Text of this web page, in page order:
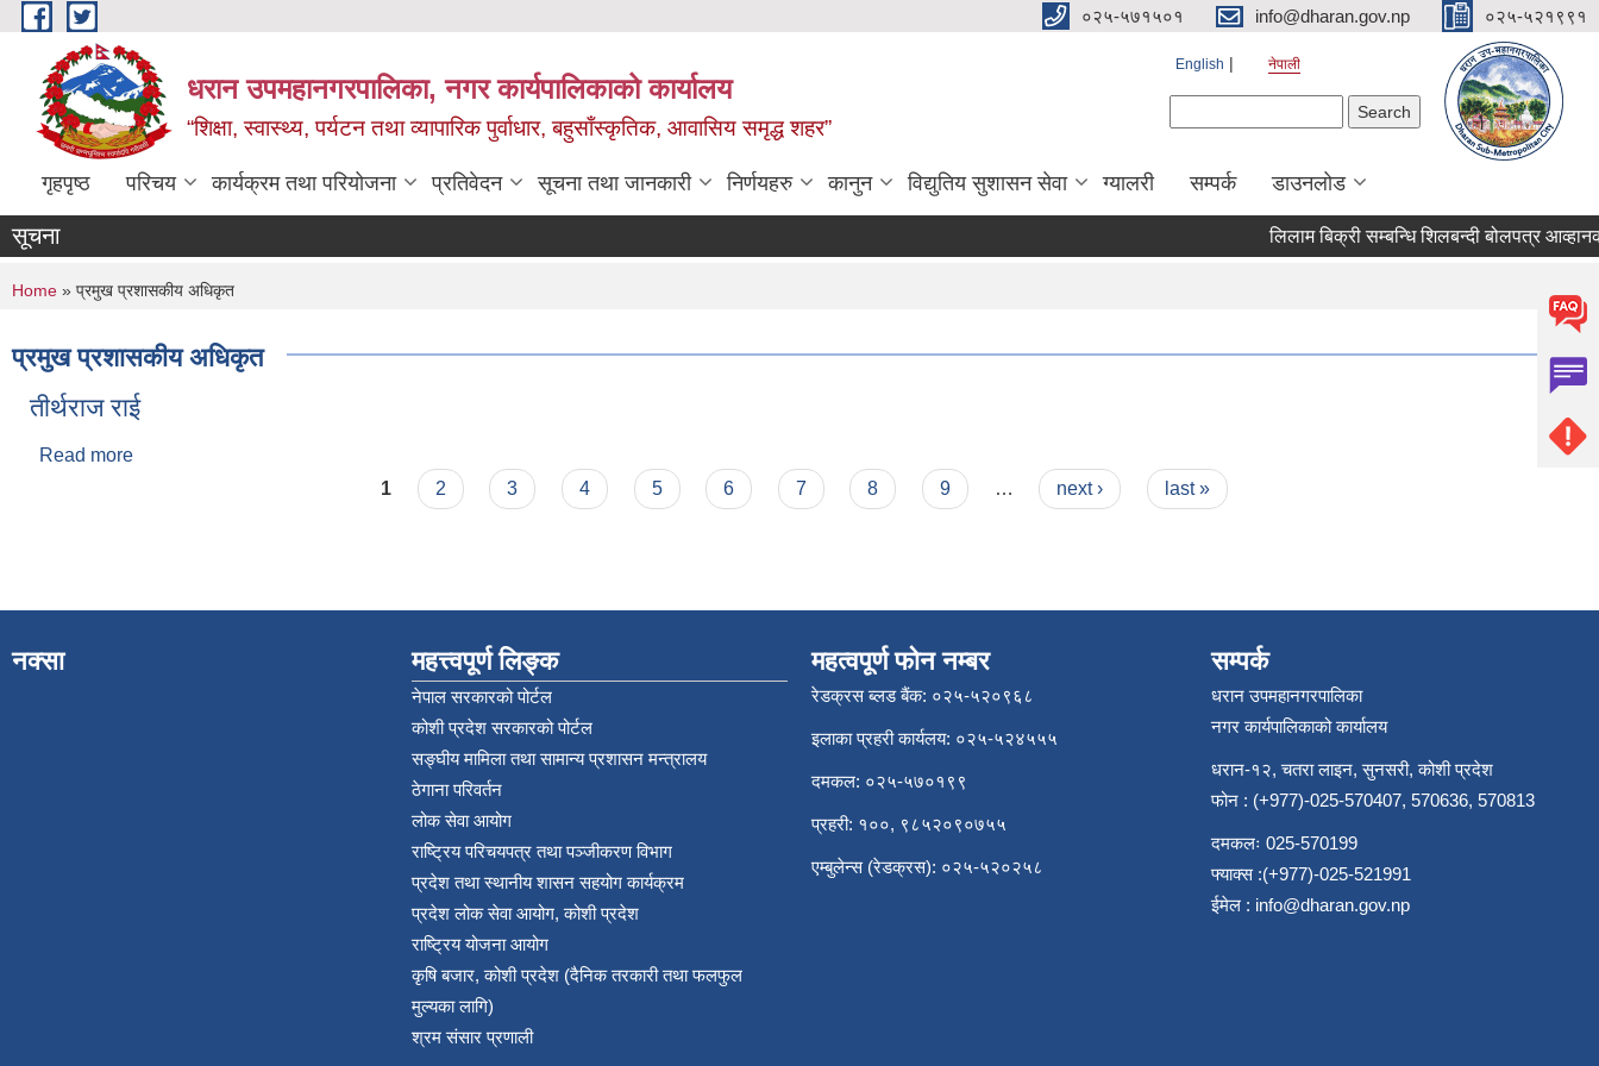
Skip to main content ०२५-५७१५०१ info@dharan.gov.np ०२५-५२१९९१
धरान उपमहानगरपालिका, नगर कार्यपालिकाको कार्यालय
“शिक्षा, स्वास्थ्य, पर्यटन तथा व्यापारिक पुर्वाधार, बहुसाँस्कृतिक, आवासिय समृद्ध शहर”
English नेपाली
गृहपृष्ठ परिचय कार्यक्रम तथा परियोजना प्रतिवेदन सूचना तथा जानकारी निर्णयहरु कानुन विद्युतिय सुशासन सेवा ग्यालरी सम्पर्क डाउनलोड
सूचना लिलाम बिक्री सम्बन्धि
You are here
Home » प्रमुख प्रशासकीय अधिकृत
प्रमुख प्रशासकीय अधिकृत
तीर्थराज राई
Read more
1 2 3 4 5 6 7 8 9 … next › last »
नक्सा महत्त्वपूर्ण लिङ्क
नेपाल सरकारको पोर्टल
कोशी प्रदेश सरकारको पोर्टल
सङ्‍घीय मामिला तथा सामान्य प्रशासन मन्त्रालय
ठेगाना परिवर्तन
लोक सेवा आयोग
राष्ट्रिय परिचयपत्र तथा पञ्‍जीकरण विभाग
प्रदेश तथा स्थानीय शासन सहयोग कार्यक्रम
प्रदेश लोक सेवा आयोग, कोशी प्रदेश
राष्ट्रिय योजना आयोग
कृषि बजार, कोशी प्रदेश (दैनिक तरकारी तथा फलफुल
मुल्यका लागि)
श्रम संसार प्रणाली
महत्वपूर्ण फोन नम्बर
रेडक्रस ब्लड बैंक: ०२५-५२०९६८
इलाका प्रहरी कार्यलय: ०२५-५२४५५५
दमकल: ०२५-५७०१९९
प्रहरी: १००, ९८५२०९०७५५
एम्बुलेन्स (रेडक्रस): ०२५-५२०२५८
सम्पर्क
धरान उपमहानगरपालिका
नगर कार्यपालिकाको कार्यालय
धरान-१२, चतरा लाइन, सुनसरी, कोशी प्रदेश
फोन : (+977)-025-570407, 570636, 570813
दमकलः 025-570199
फ्याक्स :(+977)-025-521991
ईमेल : info@dharan.gov.np